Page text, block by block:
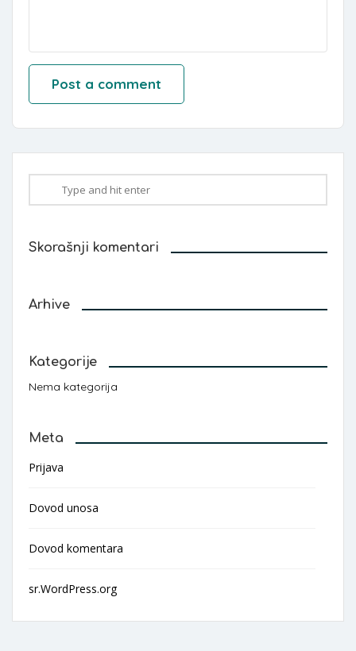
Skorašnji komentari
Arhive
Kategorije
Nema kategorija
Meta
Prijava
Dovod unosa
Dovod komentara
sr.WordPress.org